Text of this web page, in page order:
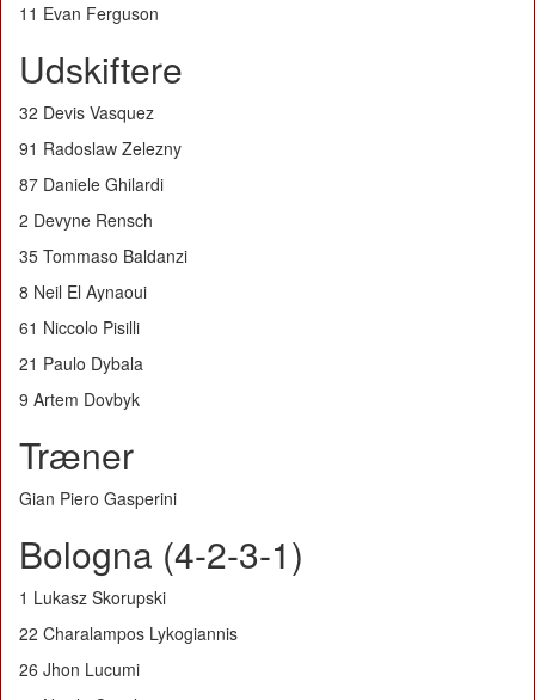
11 Evan Ferguson
Udskiftere
32 Devis Vasquez
91 Radoslaw Zelezny
87 Daniele Ghilardi
2 Devyne Rensch
35 Tommaso Baldanzi
8 Neil El Aynaoui
61 Niccolo Pisilli
21 Paulo Dybala
9 Artem Dovbyk
Træner
Gian Piero Gasperini
Bologna (4-2-3-1)
1 Lukasz Skorupski
22 Charalampos Lykogiannis
26 Jhon Lucumi